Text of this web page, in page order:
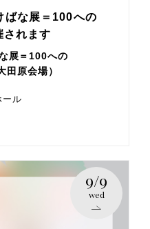
ばな展＝100への
されます
展＝100への
田原会場）
ール
9/9
wed